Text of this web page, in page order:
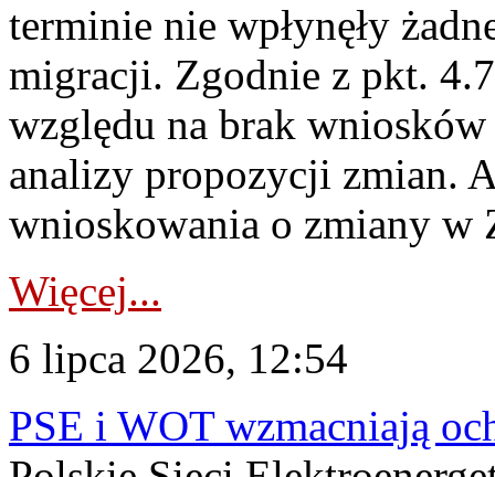
terminie nie wpłynęły
migracji. Zgodnie z pkt.
względu na brak
analizy propozycji zmian.
wnioskowania o zmiany w
Więcej...
6 lipca 2026, 12:54
PSE i WOT wzmacniają